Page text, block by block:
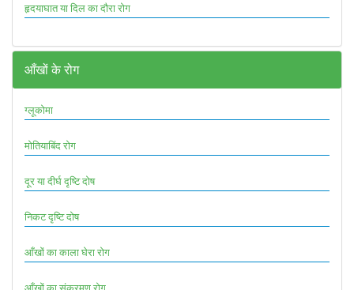
हृदयाघात या दिल का दौरा रोग
आँखों के रोग
ग्लूकोमा
मोतियाबिंद रोग
दूर या दीर्घ दृष्टि दोष
निकट दृष्टि दोष
आँखों का काला घेरा रोग